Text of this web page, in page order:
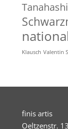
Tanahashi
Klausch Valentin
finis artis
Oeltzenstr. 13